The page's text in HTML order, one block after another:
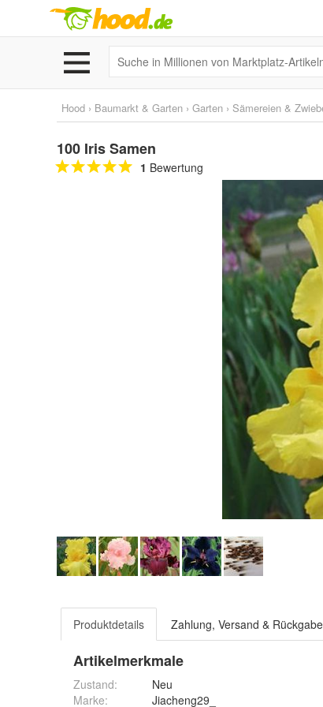
Hood › Baumarkt & Garten › Garten › Sämereien &
100 Iris Samen
1 Bewertung
Produktdetails Zahlung, Versand & Rückgabe
Artikelmerkmale
Zustand:
Neu
Marke:
Jiacheng29_